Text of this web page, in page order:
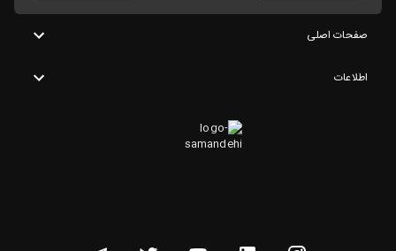
صفحات اصلی
اطلاعات